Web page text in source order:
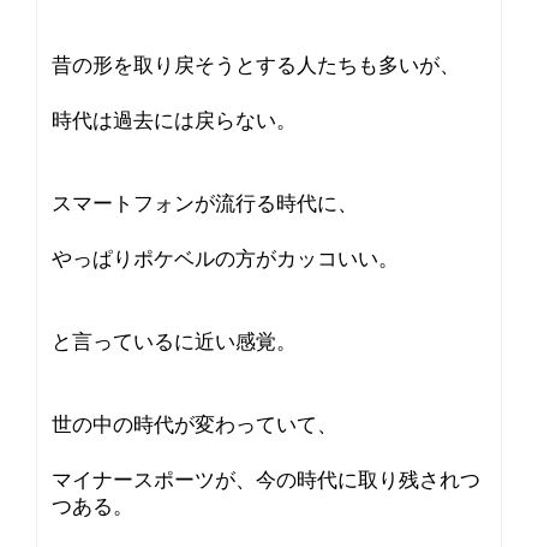
昔の形を取り戻そうとする人たちも多いが、
時代は過去には戻らない。
スマートフォンが流行る時代に、
やっぱりポケベルの方がカッコいい。
と言っているに近い感覚。
世の中の時代が変わっていて、
マイナースポーツが、今の時代に取り残されつ
つある。